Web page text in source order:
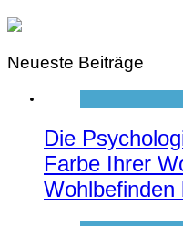
Neueste Beiträge
Die
Farbe Ihrer
Wohlbefinden